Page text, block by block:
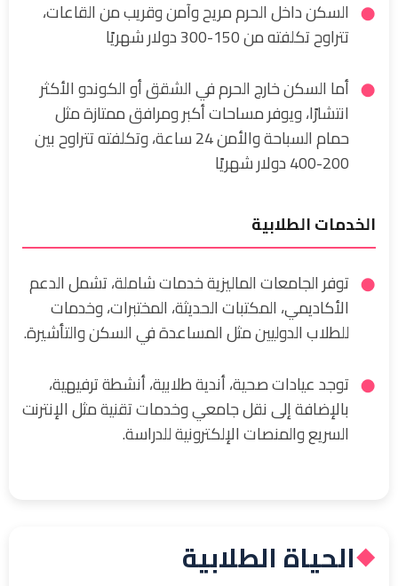
السكن داخل الحرم مريح وآمن وقريب من القاعات،
تتراوح تكلفته من 150-300 دولار شهريًا
أما السكن خارج الحرم في الشقق أو الكوندو الأكثر
انتشارًا، ويوفر مساحات أكبر ومرافق ممتازة مثل
حمام السباحة والأمن 24 ساعة، وتكلفته تتراوح بين
200-400 دولار شهريًا
الخدمات الطلابية
توفر الجامعات الماليزية خدمات شاملة، تشمل الدعم
الأكاديمي، المكتبات الحديثة، المختبرات، وخدمات
للطلاب الدوليين مثل المساعدة في السكن والتأشيرة.
توجد عيادات صحية، أندية طلابية، أنشطة ترفيهية،
بالإضافة إلى نقل جامعي وخدمات تقنية مثل الإنترنت
السريع والمنصات الإلكترونية للدراسة.
◆الحياة الطلابية